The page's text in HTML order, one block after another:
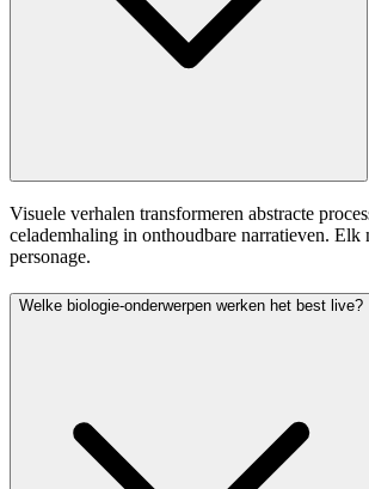
Visuele verhalen transformeren abstracte
celademhaling in onthoudbare narratieven. Elk
personage.
Welke biologie-onderwerpen werken het best live?